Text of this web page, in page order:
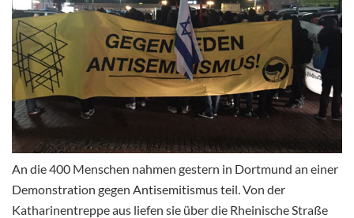
An die 400 Menschen nahmen gestern in Dortmund an einer
Demonstration gegen Antisemitismus teil. Von der
Katharinentreppe aus liefen sie über die Rheinische Straße